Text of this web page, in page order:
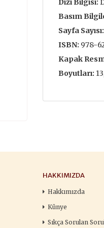
259,00 TL
370,00 TL
24 Saatte
SEPETE EKLE
Dizi Bilgisi:
Basım
Sayfa Sayısı:
ISBN: 978-
Kapak
Boyutları:
HAKKIMIZDA
Hakkımızda
Künye
Sıkça Sorulan